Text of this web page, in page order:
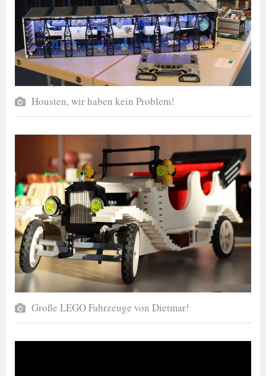
Housten, wir haben kein Problem!
Große LEGO Fahrzeuge von Dietmar!